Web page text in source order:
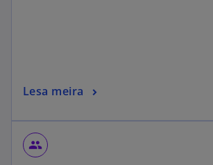
Lesa meira
group